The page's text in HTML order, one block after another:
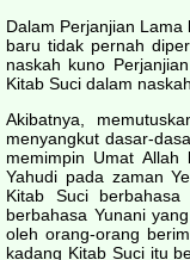
Dalam Perjanjian
baru tidak pernah
naskah kuno
Kitab Suci dalam
Akibatnya,
menyangkut dasar-
memimpin Umat Allah
Yahudi pada zaman
Kitab Suci
berbahasa Yunani
oleh orang-orang
kadang Kitab Suci itu